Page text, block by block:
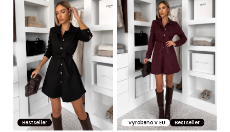
Bestseller Vyrobeno v EU Bestseller